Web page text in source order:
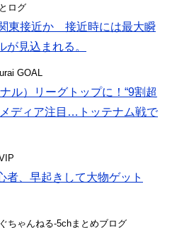
ログ
東接近か 接近時には最大瞬
が見込まれる。
GOAL
ル）リーグトップに！“9割超
ディア注目…トッテナム戦で
者、早起きして大物ゲット
ちゃんねる-5chまとめブログ